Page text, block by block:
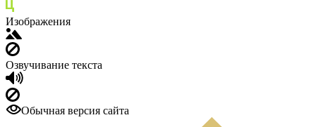
Изображения
Озвучивание текста
Обычная версия сайта